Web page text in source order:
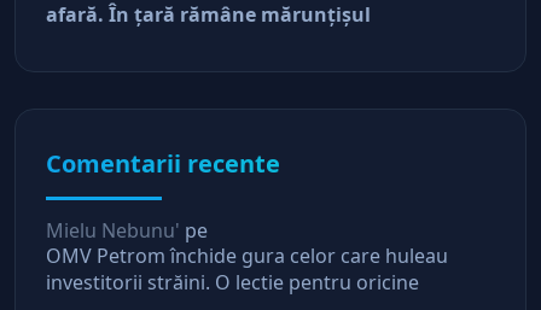
afară. În ţară rămâne mărunţişul
Comentarii recente
Mielu Nebunu' pe
OMV Petrom închide gura celor care huleau
investitorii străini. O lectie pentru oricine